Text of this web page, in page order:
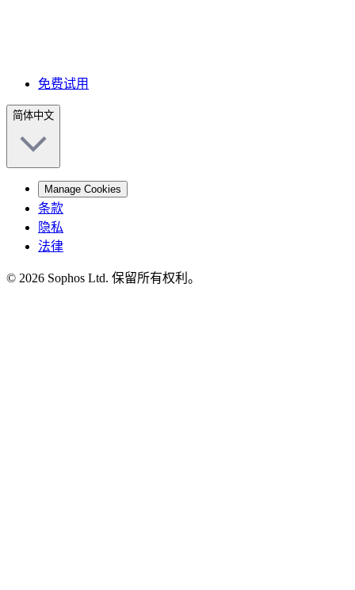
免费试用
简体中文
Manage Cookies
条款
隐私
法律
© 2026 Sophos Ltd. 保留所有权利。